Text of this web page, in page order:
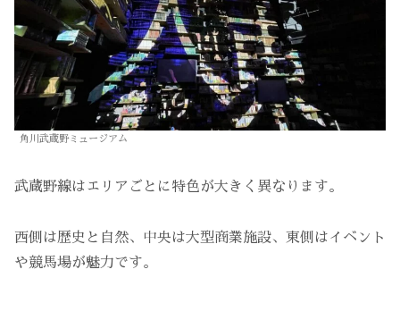
角川武蔵野ミュージアム
武蔵野線はエリアごとに特色が大きく異なります。
西側は歴史と自然、中央は大型商業施設、東側はイベント
や競馬場が魅力です。